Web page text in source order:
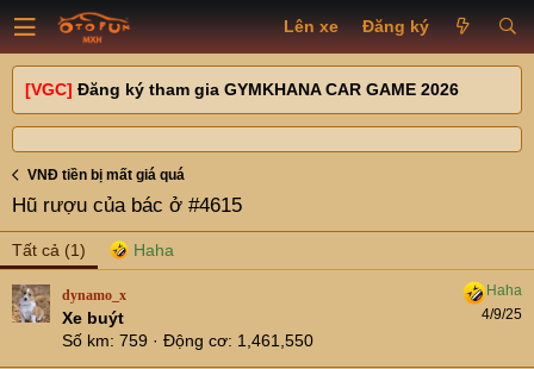
Lên xe Đăng ký
[VGC] Đăng ký tham gia GYMKHANA CAR GAME 2026
VNĐ tiền bị mất giá quá
Hũ rượu của bác ở #4615
Tất cả (1)
4/9/25
dynamo_x
Xe buýt
Số km 759 Động cơ 1,461,550